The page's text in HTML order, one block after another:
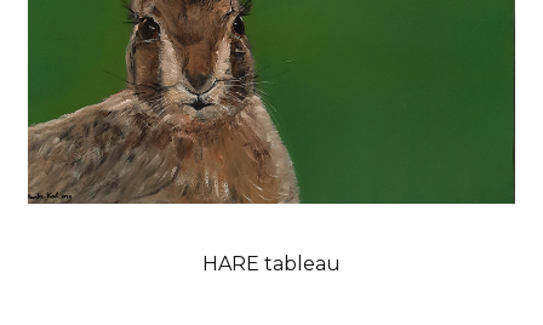
HARE tableau